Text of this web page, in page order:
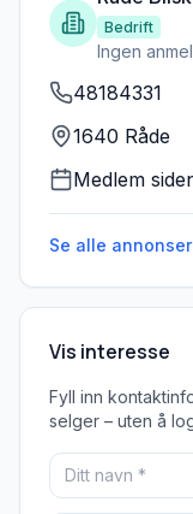
Bedrift
Ingen
48184331
1640 Råde
Medlem
Se alle
Vis interesse
Fyll inn
selger – uten å